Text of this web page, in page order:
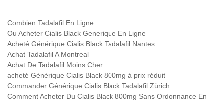
Combien Tadalafil En Ligne
Ou Acheter Cialis Black Generique En Ligne
Acheté Générique Cialis Black Tadalafil Nantes
Achat Tadalafil A Montreal
Achat De Tadalafil Moins Cher
acheté Générique Cialis Black 800mg à prix réduit
Commander Générique Cialis Black Tadalafil Zürich
Comment Acheter Du Cialis Black 800mg Sans Ordonnance En